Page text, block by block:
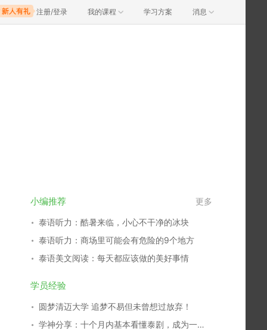
注册/登录 我的课程 学习方案 消息
小编推荐 更多
泰语听力：酷暑来临，小心不干净的冰块
泰语听力：商场里可能会有危险的9个地方
泰语美文阅读：每天都应该做的美好事情
学员经验
圆梦清迈大学 追梦不易但未曾想过放弃！
学神分享：十个月内基本看懂泰剧，成为一名泰剧翻译，我是这么学习的！